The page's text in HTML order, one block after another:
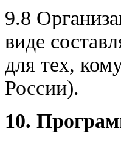
9.8
виде
для тех,
России).
10.